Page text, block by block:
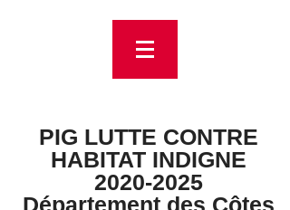
PIG LUTTE CONTRE
HABITAT INDIGNE
2020-2025
Département des Côtes